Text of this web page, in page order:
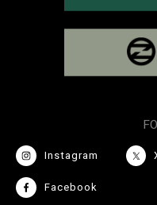
Instagram
Facebook